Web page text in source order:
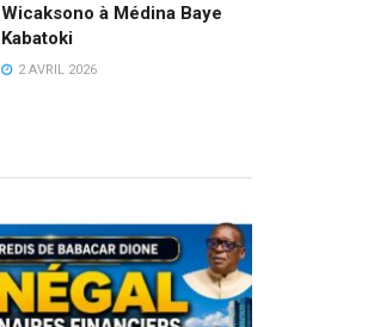
Wicaksono à Médina Baye
Kabatoki
2 AVRIL 2026